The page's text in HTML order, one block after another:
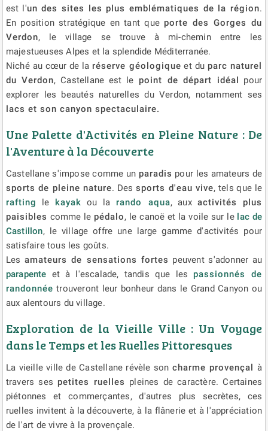
est l'un des sites les plus emblématiques de la région.
En position stratégique en tant que porte des Gorges du
Verdon, le village se trouve à mi-chemin entre les
majestueuses Alpes et la splendide Méditerranée.
Niché au cœur de la réserve géologique et du parc naturel
du Verdon, Castellane est le point de départ idéal pour
explorer les beautés naturelles du Verdon, notamment ses
lacs et son canyon spectaculaire.
Une Palette d'Activités en Pleine Nature : De
l'Aventure à la Découverte
Castellane s'impose comme un paradis pour les amateurs de
sports de pleine nature. Dessports d'eau vive, tels que le
rafting
le kayak ou la rando aqua, auxactivités plus
paisibles comme le pédalo, le canoë et la voile sur le lac de
Castillon, le village offre une large gamme d'activités pour
satisfaire tous les goûts.
Les amateurs de sensations fortes peuvent s'adonner au
parapente et à l'escalade, tandis que les passionnés de
randonnée trouveront leur bonheur dans le Grand Canyon ou
aux alentours du village.
Exploration de la Vieille Ville : Un Voyage
dans le Temps et les Ruelles Pittoresques
La vieille ville de Castellane révèle son charme provençal à
travers ses petites ruelles pleines de caractère. Certaines
piétonnes et commerçantes, d'autres plus secrètes, ces
ruelles invitent à la découverte, à la flânerie et à l'appréciation
de l'art de vivre à la provençale.